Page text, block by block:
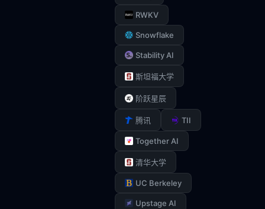
RWKV
Snowflake
Stability AI
斯坦福大学
阶跃星辰
腾讯 TII
Together AI
清华大学
UC Berkeley
Upstage AI